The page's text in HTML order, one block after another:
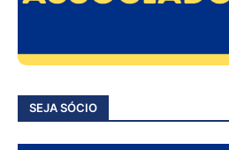
SEJA SÓCIO